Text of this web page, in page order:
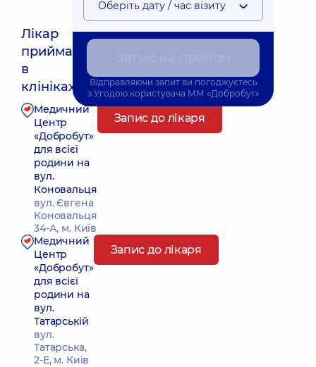
Лікар
приймає
в
клініках:
Медичний
Центр
«Добробут»
для всієї
родини на
вул.
Коновальця
вул. Євгена
Коновальця
34-А, м. Київ
Запис до лікаря
Медичний
Центр
«Добробут»
для всієї
родини на
вул.
Татарській
вул.
Татарська,
2-Е, м. Київ
Запис до лікаря
Оберіть дату / час візиту
Відправляючи запит ви погоджуєтесь
з Угодою користувача ММ «Добробут»